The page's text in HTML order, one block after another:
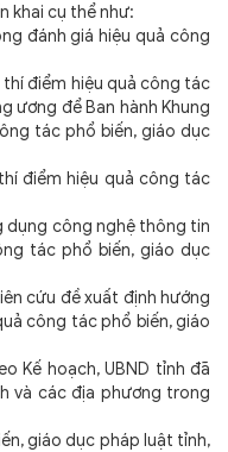
khai cụ thể như:
đánh giá hiệu quả công
điểm hiệu quả công tác
ương để Ban hành Khung
tác phổ biến, giáo dục
hiệu quả công tác
công nghệ thông tin
tác phổ biến, giáo dục
cứu đề xuất định hướng
công tác phổ biến, giáo
hoạch, UBND tỉnh đã
và các địa phương trong
giáo dục pháp luật tỉnh,